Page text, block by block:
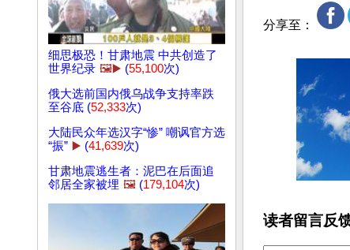
细思极恐！甘肃地震 中共创造了
世界纪录 🖼️▶️ (55,100次)
俄大选前国内俄乌战争支持率跌
至谷底 (52,333次)
大陆民众年选汉字“惨” 嘲讽官方选
“振” ▶️ (41,639次)
甘肃地震逃生者：泥巴在后面追
邻居全家被埋 🖼️ (179,104次)
分享至：
读者留言反